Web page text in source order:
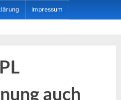
Impressum
auch